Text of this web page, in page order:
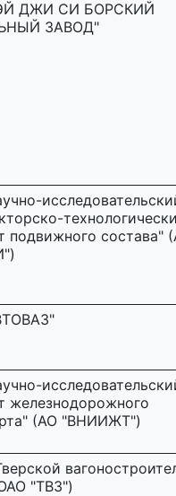
ДЖИ СИ БОРСКИЙ
ЗАВОД"
подвижного состава"
железнодорожного
(АО "ВНИИЖТ")
"ТВЗ")